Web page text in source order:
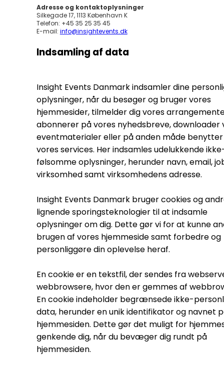
Adresse og kontaktoplysninger
Silkegade 17, 1113 København K
Telefon: +45 35 25 35 45
E-mail: info@insightevents.dk
Indsamling af data
Insight Events Danmark indsamler dine
oplysninger, når du besøger og bruger vores
hjemmesider, tilmelder dig vores
abonnerer på vores nyhedsbreve, downloader
eventmaterialer eller på anden måde benytter
vores services. Her indsamles udelukkende
følsomme oplysninger, herunder navn, email,
virksomhed samt virksomhedens adresse.
Insight Events Danmark bruger cookies og
lignende sporingsteknologier til at indsamle
oplysninger om dig. Dette gør vi for at kunne
brugen af vores hjemmeside samt forbedre og
personliggøre din oplevelse heraf.
En cookie er en tekstfil, der sendes fra
webbrowsere, hvor den er gemmes af
En cookie indeholder begrænsede ikke-
data, herunder en unik identifikator og navnet
hjemmesiden. Dette gør det muligt for
genkende dig, når du bevæger dig rundt på
hjemmesiden.